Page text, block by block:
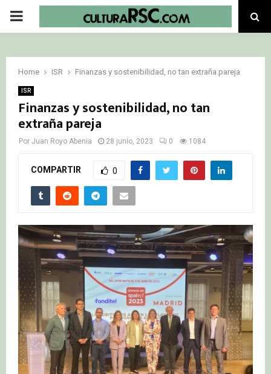
PRIMARY
Home ISR Finanzas y sostenibilidad, no tan extraña pareja
ISR
Finanzas y sostenibilidad, no tan
extraña pareja
Por Juan Royo Abenia 28 junio, 2023 0 1084
COMPARTIR 0